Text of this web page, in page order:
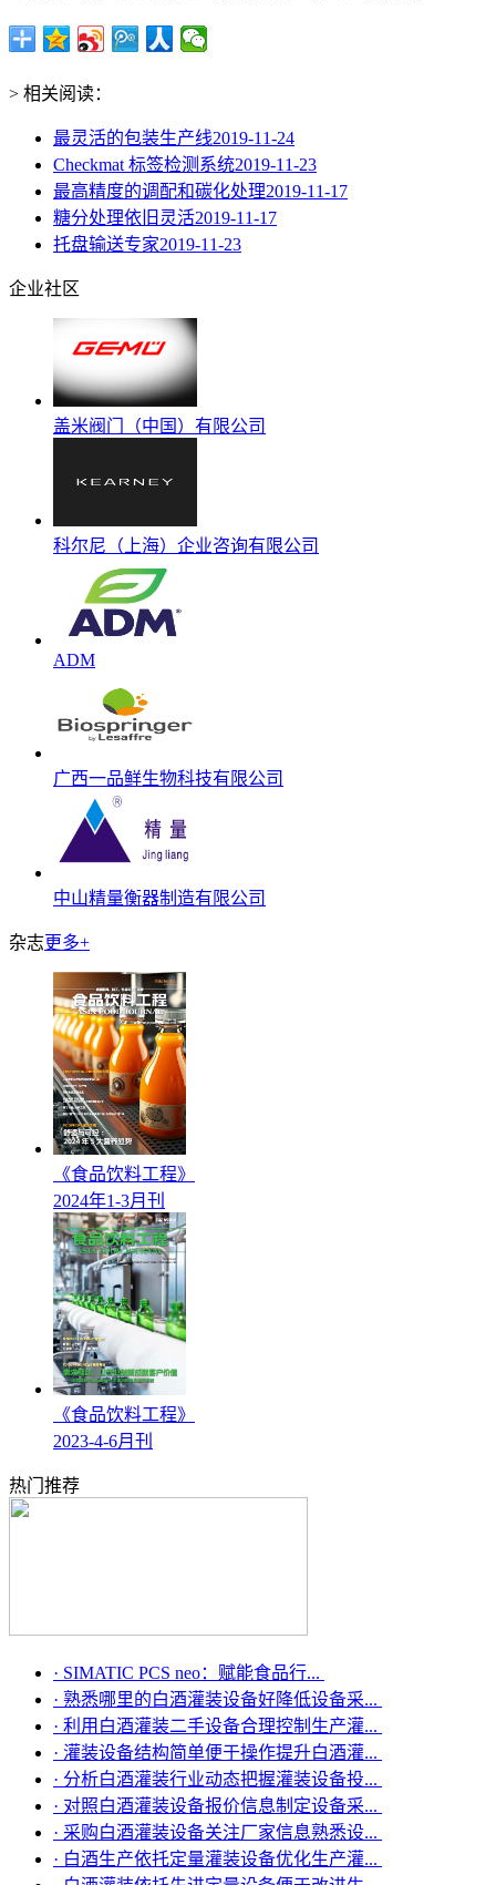
> 相关阅读：
最灵活的包装生产线2019-11-24
Checkmat 标签检测系统2019-11-23
最高精度的调配和碳化处理2019-11-17
糖分处理依旧灵活2019-11-17
托盘输送专家2019-11-23
企业社区
盖米阀门（中国）有限公司
科尔尼（上海）企业咨询有限公司
ADM
广西一品鲜生物科技有限公司
中山精量衡器制造有限公司
杂志更多+
《食品饮料工程》
2024年1-3月刊
《食品饮料工程》
2023-4-6月刊
热门推荐
· SIMATIC PCS neo：赋能食品行...
· 熟悉哪里的白酒灌装设备好降低设备采...
· 利用白酒灌装二手设备合理控制生产灌...
· 灌装设备结构简单便于操作提升白酒灌...
· 分析白酒灌装行业动态把握灌装设备投...
· 对照白酒灌装设备报价信息制定设备采...
· 采购白酒灌装设备关注厂家信息熟悉设...
· 白酒生产依托定量灌装设备优化生产灌...